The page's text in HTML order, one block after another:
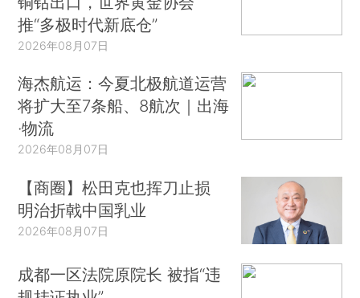
推“多极时代新底仓”
2026年08月07日
海杰航运：今夏北极航道运营
将扩大至7条船、8航次｜出海
·物流
2026年08月07日
【商圈】松田克也挥刀止损
明治折戟中国乳业
2026年08月07日
成都一区法院原院长 被指“违